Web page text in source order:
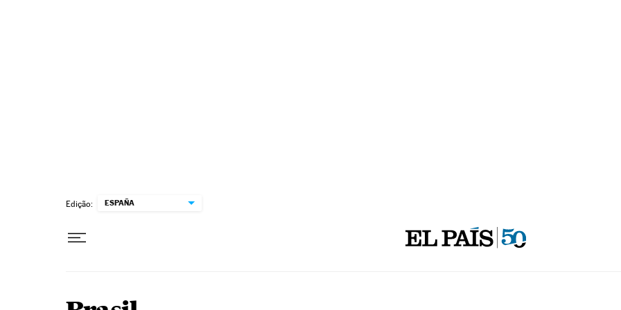
Edição: ESPAÑA